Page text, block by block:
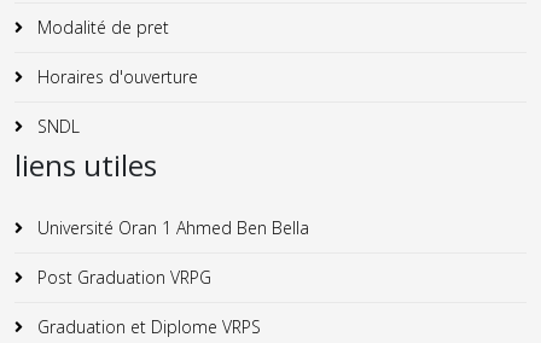
Modalité de pret
Horaires d'ouverture
SNDL
liens utiles
Université Oran 1 Ahmed Ben Bella
Post Graduation VRPG
Graduation et Diplome VRPS